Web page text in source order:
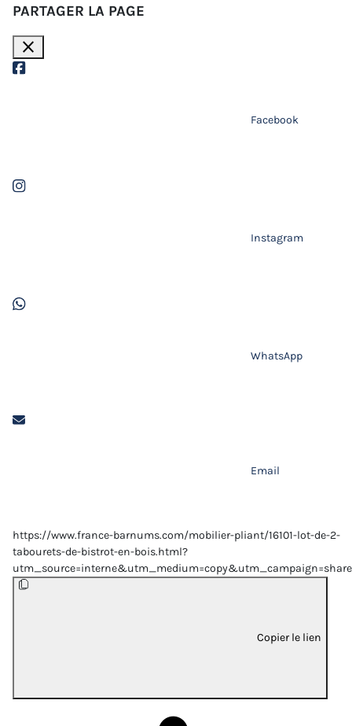
PARTAGER LA PAGE
close
Facebook
Instagram
WhatsApp
Email
https://www.france-barnums.com/mobilier-pliant/16101-lot-de-2-
tabourets-de-bistrot-en-bois.html?
Copier le lien